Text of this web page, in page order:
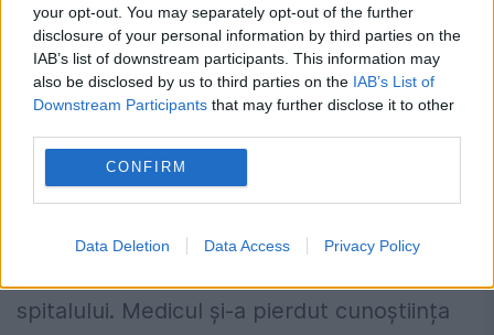
your opt-out. You may separately opt-out of the further
disclosure of your personal information by third parties on the
IAB’s list of downstream participants. This information may
also be disclosed by us to third parties on the IAB’s List of
Downstream Participants that may further disclose it to other
CONFIRM
Data Deletion Data Access Privacy Policy
Medic bătut în curtea spitalului la
Galați. Un necunoscut l-a lovit în cap
cu o cărămidă
spitalului. Medicul și-a pierdut cunoștiința